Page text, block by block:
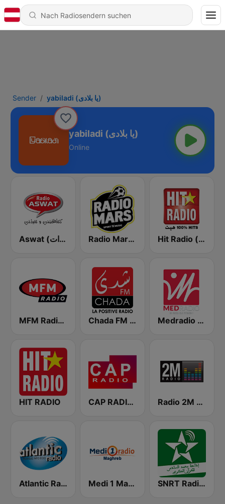
Sender yabiladi (يا بلادى)
yabiladi (يا بلادى)
Online
Aswat (أصوات) Radio Mars (راديو مرس) Hit Radio (هيت راديو)
MFM Radio (مفم راديو) Chada FM (شدى فم) Medradio (ميد راديو)
HIT RADIO CAP RADIO MAROC Radio 2M (راديو 2 م)
Atlantic Radio (أتلانتيك راديو) Medi 1 Maghreb (ميدى1 مغرب) SNRT Radio Idaat Mohammed Assadiss (السادسة)